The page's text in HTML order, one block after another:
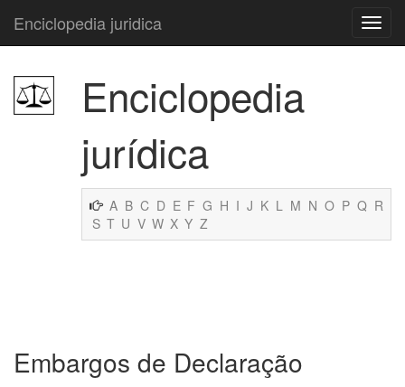
Enciclopedia juridica
Enciclopedia
jurídica
A B C D E F G H I J K L M N O P Q R
S T U V W X Y Z
Embargos de Declaração